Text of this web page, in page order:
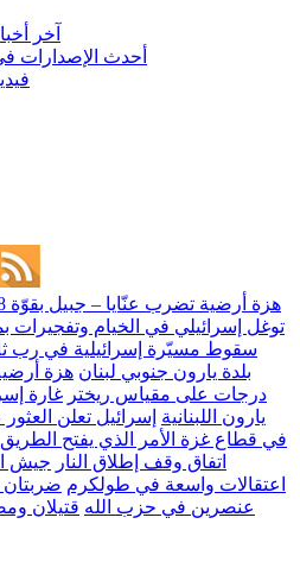
آخر
أحدث الإصدارات
هزة أرضية تضرب عنّايا – جبيل بقوّة 2.8 درجات على مقياس ريختر
توغل إسرائيلي في الخيام وتفجيرات
سقوط مسيّرة إسرائيلية في رب
بلدة يارون جنوبي لبنان
درجات على مقياس ريختر غارة
يارون اللبنانية إسرائيل تعلن
في قطاع غزة الأمر الذي يفتح الطريق
اتفاق وقف إطلاق النار جيش
اعتقالات واسعة في طولكرم ضربتان
عنصرين في حزب الله